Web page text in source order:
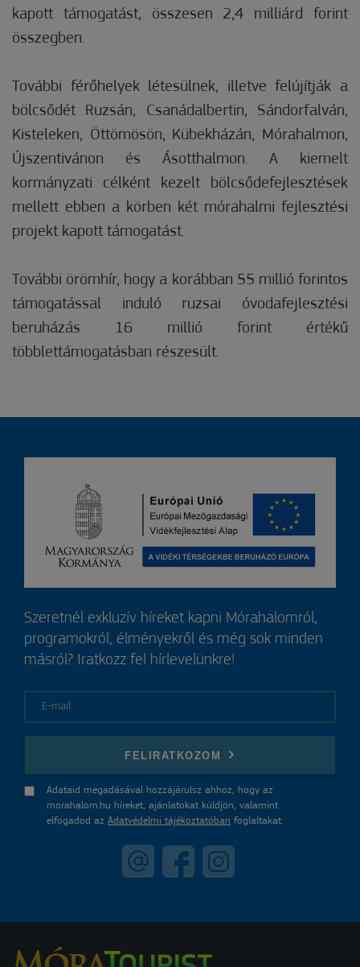
kapott támogatást, összesen 2,4 milliárd forint
összegben.
További férőhelyek létesülnek, illetve felújítják a
bölcsődét Ruzsán, Csanádalbertin, Sándorfalván,
Kisteleken, Öttömösön, Kübekházán, Mórahalmon,
Újszentivánon és Ásotthalmon. A kiemelt
kormányzati célként kezelt bölcsődefejlesztések
mellett ebben a körben két mórahalmi fejlesztési
projekt kapott támogatást.
További örömhír, hogy a korábban 55 millió forintos
támogatással induló ruzsai óvodafejlesztési
beruházás 16 millió forint értékű
többlettámogatásban részesült.
Szeretnél exkluzív híreket kapni Mórahalomról,
programokról, élményekről és még sok minden
másról? Iratkozz fel hírlevelünkre!
FELIRATKOZOM
Adataid megadásával hozzájárulsz ahhoz, hogy az
morahalom.hu híreket, ajánlatokat küldjön, valamint
elfogadod az Adatvédelmi tájékoztatóban foglaltakat.